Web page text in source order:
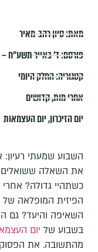
מאת:סיון רהב-מאיר
פורסם:ד׳ באייר תשע״ח –
קטגוריה:החלק היומי
אחרי מות,קדושים
יום הזיכרון,יום העצמאות
השבוע שמעתי
את השאלה ששואלים
כשתהיי גדולה?
הפיזית המופלאה של
השאיפה והיעד? גם
בשבוע של יום
מהתשובה. את